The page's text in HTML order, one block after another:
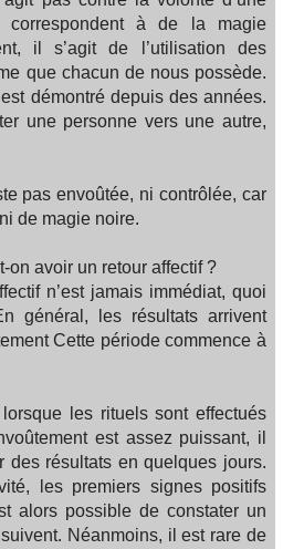
correspondent à de la magie
il s’agit de l’utilisation des
que chacun de nous possède.
démontré depuis des années.
une personne vers une autre,
pas envoûtée, ni contrôlée, car
de magie noire.
on avoir un retour affectif ?
n’est jamais immédiat, quoi
général, les résultats arrivent
Cette période commence à
les rituels sont effectués
est assez puissant, il
des résultats en quelques jours.
les premiers signes positifs
alors possible de constater un
Néanmoins, il est rare de